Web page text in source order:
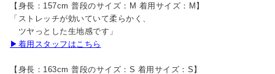
【身長：157cm 普段のサイズ：M 着用サイズ：M】
「ストレッチが効いていて柔らかく、
ツヤっとした生地感です」
▶着用スタッフはこちら
【身長：163cm 普段のサイズ：S 着用サイズ：S】